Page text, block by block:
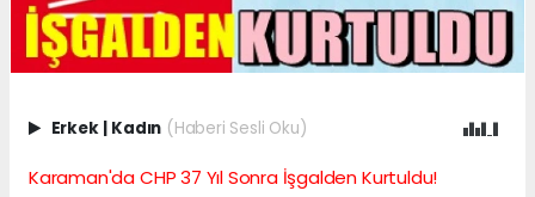
Erkek Kadın (Haberi Sesli Oku)
Karaman'da CHP 37 Yıl Sonra İşgalden Kurtuldu!